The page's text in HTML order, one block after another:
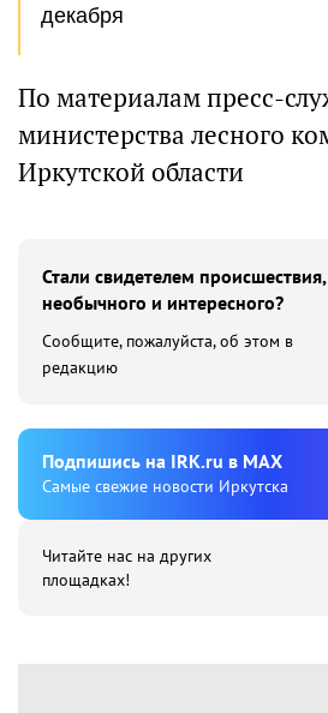
декабря
По материалам пресс-
министерства лесного
Иркутской области
Стали свидетелем
необычного и интересного?
Сообщите, пожалуйста, об этом в
редакцию
Подпишиcь на IRK.ru в MAX
Cамые свежие новости Иркутска
Читайте нас на других
площадках!